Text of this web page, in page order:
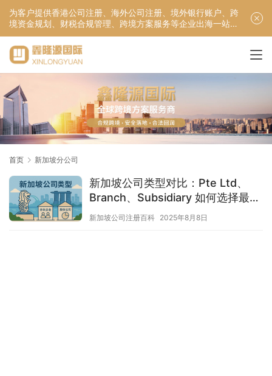
为客户提供香港公司注册、海外公司注册、境外银行账户、跨
境资金规划、财税合规管理、跨境方案服务等企业出海一站式
服务！
首页 新加坡分公司
新加坡公司类型对比：Pte Ltd、
Branch、Subsidiary 如何选择最适
合的架构？
新加坡公司注册百科 2025年8月8日